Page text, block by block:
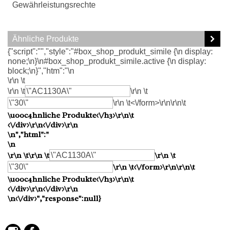
Gewährleistungsrechte
Ähnliche Produkte
{"script":"","style":"#box_shop_produkt_simile {\n display:
none;\n}\n#box_shop_produkt_simile.active {\n display:
block;\n}","htm":"\n
\r\n \t
\r\n \t
\r\n \t
\r\n \t<\/form>\r\n\r\n\t
\u00c4hnliche Produkte<\/h3>\r\n\t
<\/div>\r\n<\/div>\r\n
\n","html":"
\n
\r\n \t\r\n \t
\r\n \t
\r\n \t<\/form>\r\n\r\n\t
\u00c4hnliche Produkte<\/h3>\r\n\t
<\/div>\r\n<\/div>\r\n
\n<\/div>","response":null}